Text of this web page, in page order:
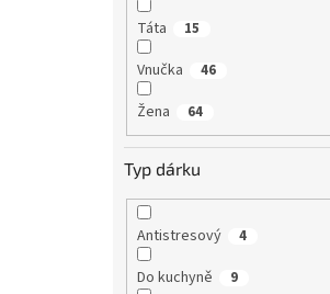
Táta 15
Vnučka 46
Žena 64
Typ dárku
Antistresový 4
Do kuchyně 9